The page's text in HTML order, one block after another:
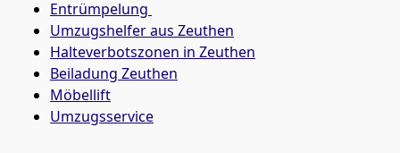
Entrümpelung
Umzugshelfer aus Zeuthen
Halteverbotszonen in Zeuthen
Beiladung Zeuthen
Möbellift
Umzugsservice